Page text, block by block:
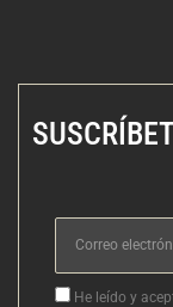
Correo
electrónico
Aceptacion
He leído y